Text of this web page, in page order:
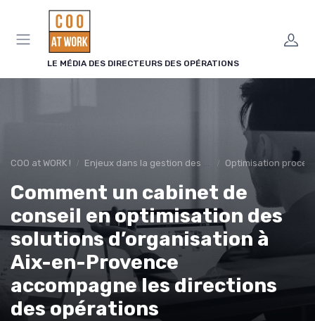
LE MÉDIA DES DIRECTEURS DES OPÉRATIONS
COO at WORK ! Enjeux dans la gestion des opérations Optimisation
Comment un cabinet de
conseil en optimisation des
solutions d’organisation à
Aix-en-Provence
accompagne les directions
des opérations
Panneau de gestion des cookies